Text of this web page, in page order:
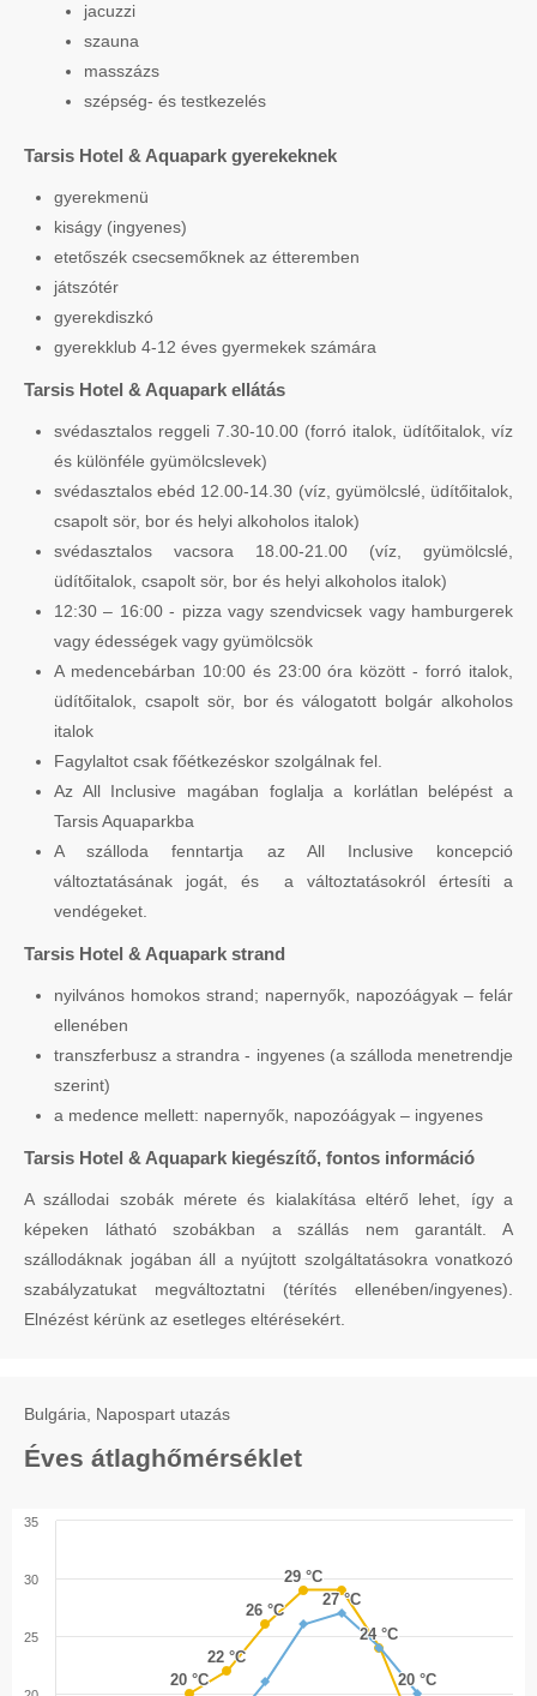
jacuzzi
szauna
masszázs
szépség- és testkezelés
Tarsis Hotel & Aquapark gyerekeknek
gyerekmenü
kiságy (ingyenes)
etetőszék csecsemőknek az étteremben
játszótér
gyerekdiszkó
gyerekklub 4-12 éves gyermekek számára
Tarsis Hotel & Aquapark ellátás
svédasztalos reggeli 7.30-10.00 (forró italok, üdítőitalok, víz
és különféle gyümölcslevek)
svédasztalos ebéd 12.00-14.30 (víz, gyümölcslé, üdítőitalok,
csapolt sör, bor és helyi alkoholos italok)
svédasztalos vacsora 18.00-21.00 (víz, gyümölcslé,
üdítőitalok, csapolt sör, bor és helyi alkoholos italok)
12:30 – 16:00 - pizza vagy szendvicsek vagy hamburgerek
vagy édességek vagy gyümölcsök
A medencebárban 10:00 és 23:00 óra között - forró italok,
üdítőitalok, csapolt sör, bor és válogatott bolgár alkoholos
italok
Fagylaltot csak főétkezéskor szolgálnak fel.
Az All Inclusive magában foglalja a korlátlan belépést a
Tarsis Aquaparkba
A szálloda fenntartja az All Inclusive koncepció
változtatásának jogát, és a változtatásokról értesíti a
vendégeket.
Tarsis Hotel & Aquapark strand
nyilvános homokos strand; napernyők, napozóágyak – felár
ellenében
transzferbusz a strandra - ingyenes (a szálloda menetrendje
szerint)
a medence mellett: napernyők, napozóágyak – ingyenes
Tarsis Hotel & Aquapark kiegészítő, fontos információ
A szállodai szobák mérete és kialakítása eltérő lehet, így a
képeken látható szobákban a szállás nem garantált. A
szállodáknak jogában áll a nyújtott szolgáltatásokra vonatkozó
szabályzatukat megváltoztatni (térítés ellenében/ingyenes).
Elnézést kérünk az esetleges eltérésekért.
Bulgária, Napospart utazás
Éves átlaghőmérséklet
20 °C
20 °C
22 °C
22 °C
26 °C
26 °C
29 °C
29 °C
24 °C
24 °C
27 °C
27 °C
20 °C
20 °C
25
30
35